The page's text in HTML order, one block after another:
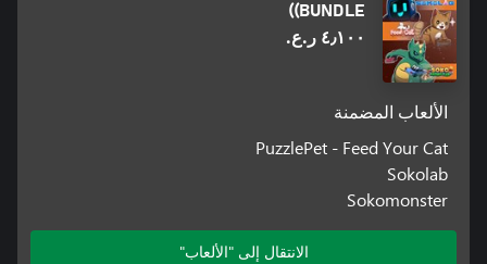
(BUNDLE)
٤٫١٠٠ ر.ع.‏
الألعاب المضمنة
PuzzlePet - Feed Your Cat
Sokolab
Sokomonster
الانتقال إلى "الألعاب"